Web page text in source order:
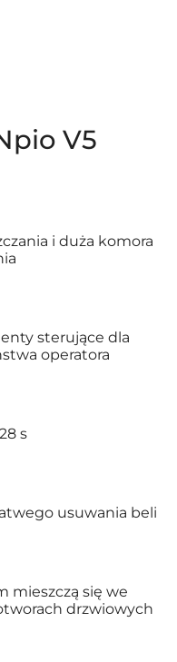
V5
i duża komora
sterujące dla
operatora
s
usuwania beli
mieszczą się we
drzwiowych